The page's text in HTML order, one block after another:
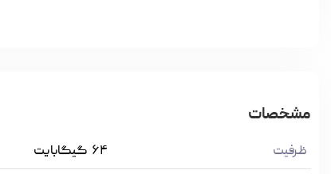
مشخصات
ظرفیت ۶۴ گیگابایت